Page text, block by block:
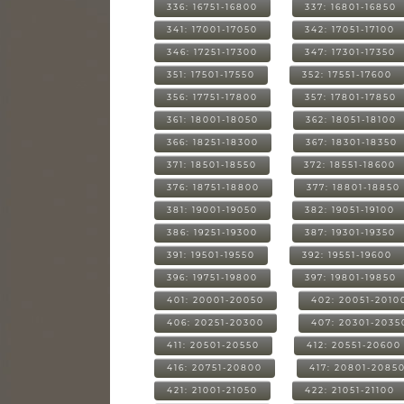
336: 16751-16800 337: 16801-16850
341: 17001-17050 342: 17051-17100
346: 17251-17300 347: 17301-17350
351: 17501-17550 352: 17551-17600
356: 17751-17800 357: 17801-17850
361: 18001-18050 362: 18051-18100
366: 18251-18300 367: 18301-18350
371: 18501-18550 372: 18551-18600
376: 18751-18800 377: 18801-18850
381: 19001-19050 382: 19051-19100
386: 19251-19300 387: 19301-19350
391: 19501-19550 392: 19551-19600
396: 19751-19800 397: 19801-19850
401: 20001-20050 402: 20051-
406: 20251-20300 407: 20301-
411: 20501-20550 412: 20551-20600
416: 20751-20800 417: 20801-
421: 21001-21050 422: 21051-21100